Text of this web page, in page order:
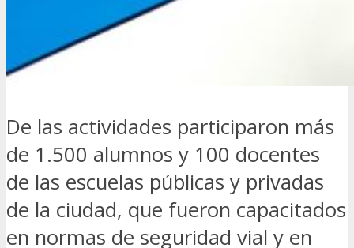
De las actividades participaron más
de 1.500 alumnos y 100 docentes
de las escuelas públicas y privadas
de la ciudad, que fueron capacitados
en normas de seguridad vial y en